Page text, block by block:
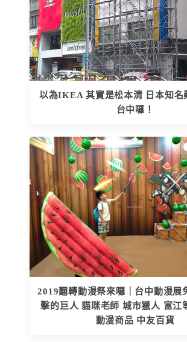
以為IKEA 其實是松本清 日本知名
台中囉！
2019翻轉動漫祭來囉｜台中動漫展
擊的巨人 貓咪老師 城市獵人 富江
動漫商品 中友百貨